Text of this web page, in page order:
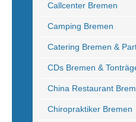
Callcenter Bremen
Camping Bremen
Catering Bremen &
CDs Bremen &
China Restaurant
Chiropraktiker Bremen